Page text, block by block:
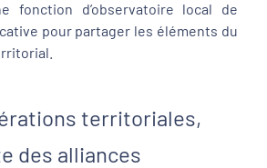
fonction d’observatoire local de
pour partager les éléments du
territoriales,
des alliances